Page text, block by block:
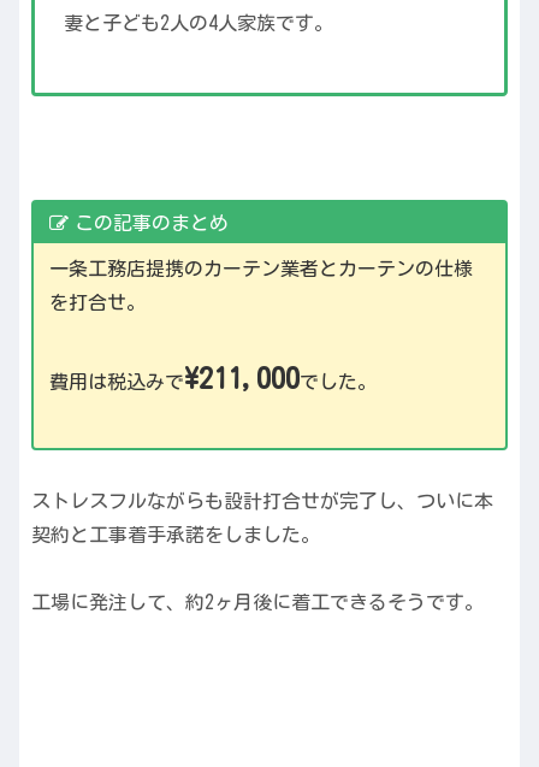
妻と子ども2人の4人家族です。
この記事のまとめ
一条工務店提携のカーテン業者とカーテンの仕様
を打合せ。
費用は税込みで\211,000でした。
ストレスフルながらも設計打合せが完了し、ついに本
契約と工事着手承諾をしました。
工場に発注して、約2ヶ月後に着工できるそうです。